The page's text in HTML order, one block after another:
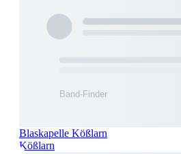
Blaskapelle Kößlarn
Kößlarn